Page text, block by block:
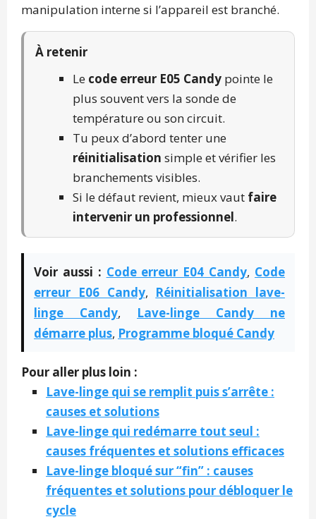
manipulation interne si l’appareil est branché.
À retenir
Le code erreur E05 Candy pointe le
plus souvent vers la sonde de
température ou son circuit.
Tu peux d’abord tenter une
réinitialisation simple et vérifier les
branchements visibles.
Si le défaut revient, mieux vaut faire
intervenir un professionnel.
Voir aussi : Code erreur E04 Candy, Code
erreur E06 Candy, Réinitialisation lave-
linge Candy, Lave-linge Candy ne
démarre plus, Programme bloqué Candy
Pour aller plus loin :
Lave-linge qui se remplit puis s’arrête :
causes et solutions
Lave-linge qui redémarre tout seul :
causes fréquentes et solutions efficaces
Lave-linge bloqué sur “fin” : causes
fréquentes et solutions pour débloquer le
cycle